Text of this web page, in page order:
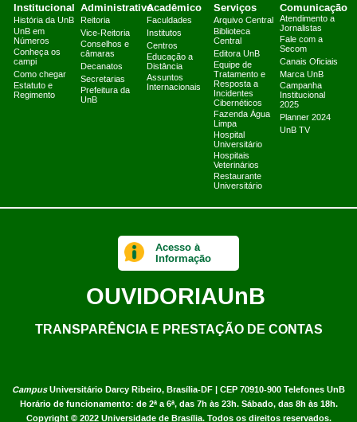
Institucional
História da UnB
UnB em
Números
Conheça os
campi
Como chegar
Estatuto e
Regimento
Administrativo
Reitoria
Vice-Reitoria
Conselhos e
câmaras
Decanatos
Secretarias
Prefeitura da
UnB
Acadêmico
Faculdades
Institutos
Centros
Educação a
Distância
Assuntos
Internacionais
Serviços
Arquivo Central
Biblioteca
Central
Editora UnB
Equipe de
Tratamento e
Resposta a
Incidentes
Cibernéticos
Fazenda Água
Limpa
Hospital
Universitário
Hospitais
Veterinários
Restaurante
Universitário
Comunicação
Atendimento a
Jornalistas
Fale com a
Secom
Canais Oficiais
Marca UnB
Campanha
Institucional
2025
Planner 2024
UnB TV
CampusUniversitário Darcy Ribeiro, Brasília-DF | CEP 70910-900 Telefones UnB
Horário de funcionamento: de 2ª a 6ª, das 7h às 23h. Sábado, das 8h às 18h.
Copyright © 2022 Universidade de Brasília. Todos os direitos reservados.
Acesso à
Informação
OUVIDORIAUnB
TRANSPARÊNCIA E PRESTAÇÃO DE CONTAS